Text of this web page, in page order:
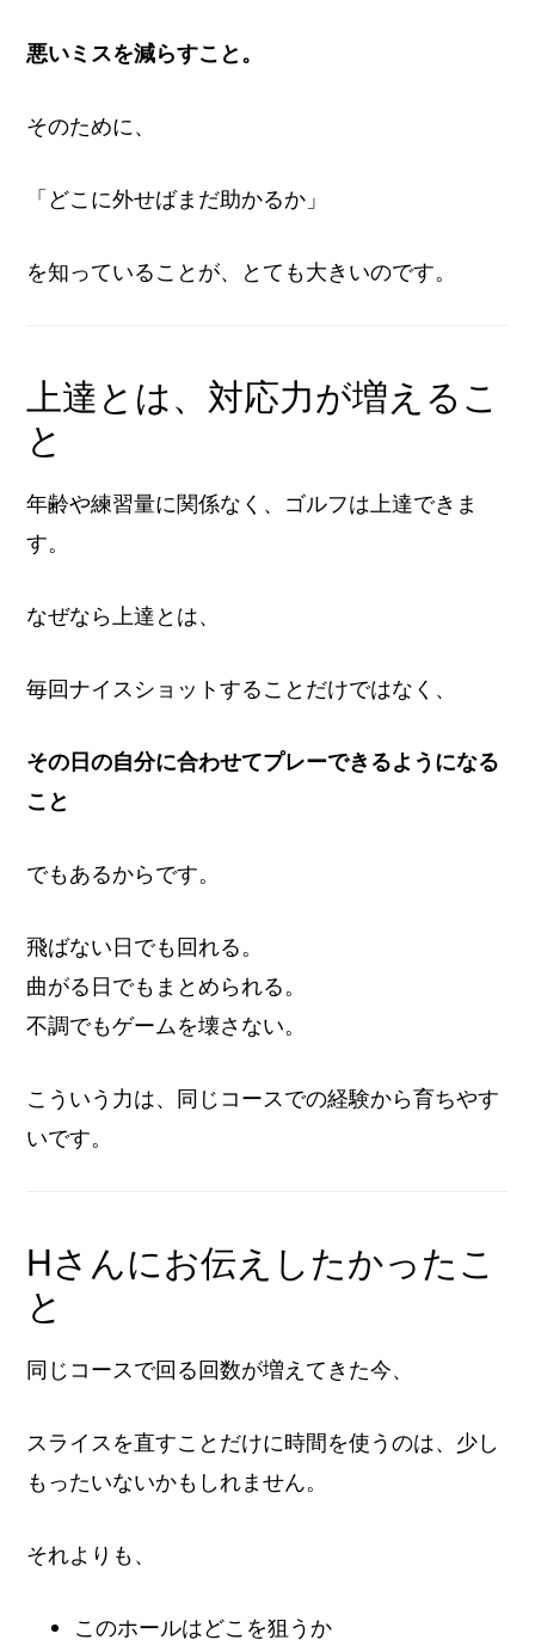
悪いミスを減らすこと。
そのために、
「どこに外せばまだ助かるか」
を知っていることが、とても大きいのです。
上達とは、対応力が増えるこ
と
年齢や練習量に関係なく、ゴルフは上達できま
す。
なぜなら上達とは、
毎回ナイスショットすることだけではなく、
その日の自分に合わせてプレーできるようになる
こと
でもあるからです。
飛ばない日でも回れる。
曲がる日でもまとめられる。
不調でもゲームを壊さない。
こういう力は、同じコースでの経験から育ちやす
いです。
Hさんにお伝えしたかったこ
と
同じコースで回る回数が増えてきた今、
スライスを直すことだけに時間を使うのは、少し
もったいないかもしれません。
それよりも、
このホールはどこを狙うか